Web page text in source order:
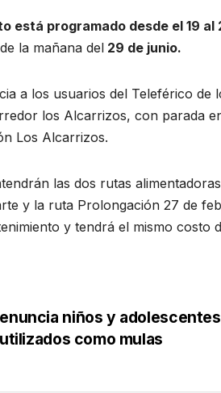
está programado desde el 19 al
la mañana del 29 de junio.
a los usuarios del Teleférico de
los Alcarrizos, con parada
Los Alcarrizos.
las dos rutas
y la ruta Prolongación 27 de
y tendrá el mismo costo
niños y adolescentes
como mulas